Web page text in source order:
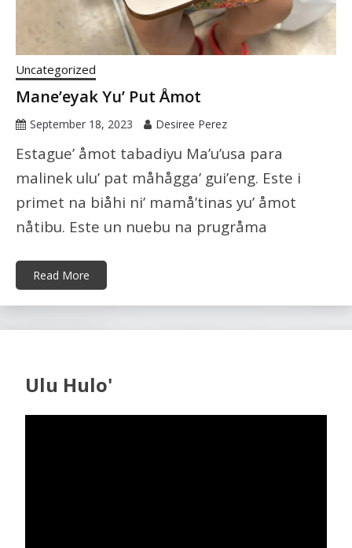
Uncategorized
Mane’eyak Yu’ Put Åmot
September 18, 2023 Desiree Perez
Estague’ åmot tabadiyu Ma’u’usa para
malinek ulu’ pat måhågga’ gui’eng. Este i
primet na biåhi ni’ mamå’tinas yu’ åmot
nåtibu. Este un nuebu na prugråma
Read More
Ulu Hulo'